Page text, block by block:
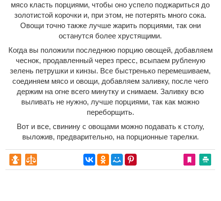
мясо класть порциями, чтобы оно успело поджариться до
золотистой корочки и, при этом, не потерять много сока.
Овощи точно также лучше жарить порциями, так они
останутся более хрустящими.
Когда вы положили последнюю порцию овощей, добавляем
чеснок, продавленный через пресс, всыпаем рубленую
зелень петрушки и кинзы. Все быстренько перемешиваем,
соединяем мясо и овощи, добавляем заливку, после чего
держим на огне всего минутку и снимаем. Заливку всю
выливать не нужно, лучше порциями, так как можно
переборщить.
Вот и все, свинину с овощами можно подавать к столу,
выложив, предварительно, на порционные тарелки.